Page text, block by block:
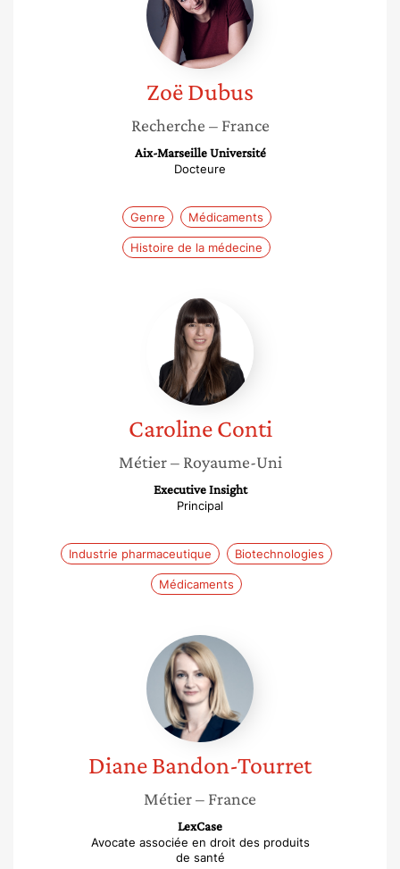
ZoëDubus
Recherche – France
Aix-Marseille Université
Docteure
Genre Médicaments
Histoire de la médecine
Caroline
Conti
Caroline Conti
Métier – Royaume-Uni
Executive Insight
Principal
Industrie pharmaceutique Biotechnologies
Médicaments
Diane
Bandon-
Tourret
DianeBandon-Tourret
Métier– France
LexCase
Avocate associée en droit des produits
de santé